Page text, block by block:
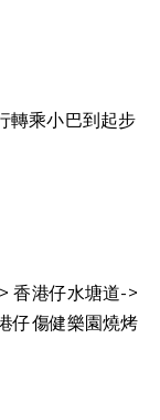
轉乘小巴到起步
香港仔水塘道->
仔傷健樂園燒烤